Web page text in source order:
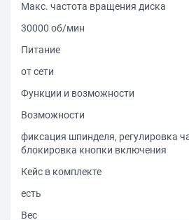
Макс. частота вращения диска
30000 об/мин
Питание
от сети
Функции и возможности
Возможности
фиксация шпинделя, регулировка
блокировка кнопки включения
Кейс в комплекте
есть
Вес